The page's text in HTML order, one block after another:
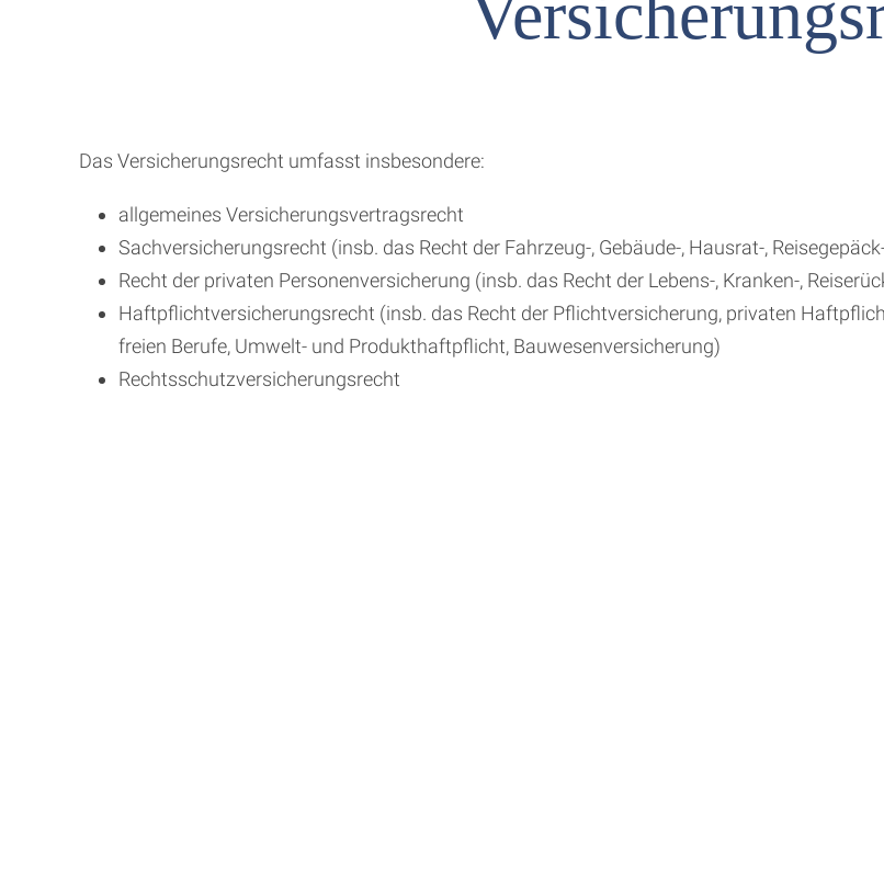
Das Versicherungsrecht umfasst insbesondere:
allgemeines Versicherungsvertragsrecht
Sachversicherungsrecht (insb. das Recht der Fahrzeug-, Gebäude-, Hausrat-,
Recht der privaten Personenversicherung (insb. das Recht der Lebens-, Kranken-,
Haftpflichtversicherungsrecht (insb. das Recht der Pflichtversicherung, privaten
freien Berufe, Umwelt- und Produkthaftpflicht, Bauwesenversicherung)
Rechtsschutzversicherungsrecht